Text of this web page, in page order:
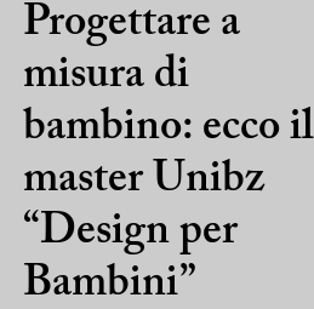
Progettare a
misura di
bambino: ecco il
master Unibz
“Design per
Bambini”